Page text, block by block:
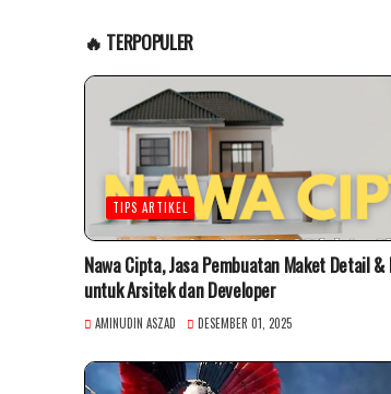
🔥 TERPOPULER
TIPS ARTIKEL
Nawa Cipta, Jasa Pembuatan Maket Detail &
untuk Arsitek dan Developer
AMINUDIN ASZAD DESEMBER 01, 2025